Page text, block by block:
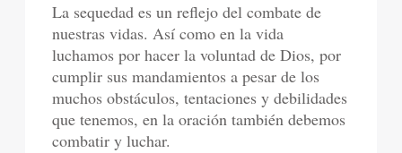
La sequedad es un reflejo del combate de
nuestras vidas. Así como en la vida
luchamos por hacer la voluntad de Dios, por
cumplir sus mandamientos a pesar de los
muchos obstáculos, tentaciones y debilidades
que tenemos, en la oración también debemos
combatir y luchar.